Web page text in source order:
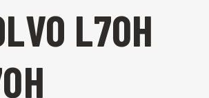
L70H